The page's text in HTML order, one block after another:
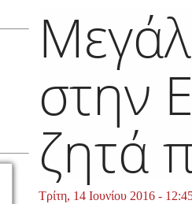
στην
ζητά
Τρίτη, 14 Ιουνίου 2016 -